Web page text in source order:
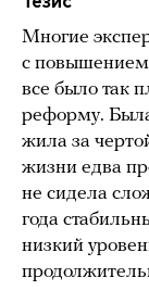
Многие
с повышением
все было так
реформу.
жила за
жизни едва
не сидела
года
низкий